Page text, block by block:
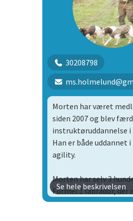
30208798
Morten har været
siden 2007 og blev
instruktøruddannelse i
Han er både uddannet
agility.
Morten har selv 3
Formel 1 labrador, der
pensioneret agility
Se hele beskrivelsen